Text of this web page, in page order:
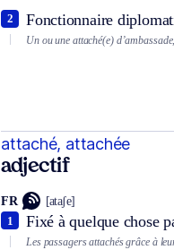
Fonctionnaire
2
Un ou une attaché(e) d’ambassade,
attaché, attachée
adjectif
FR [ataʃe]
Fixé à quelque chose
1
Les passagers attachés grâce à